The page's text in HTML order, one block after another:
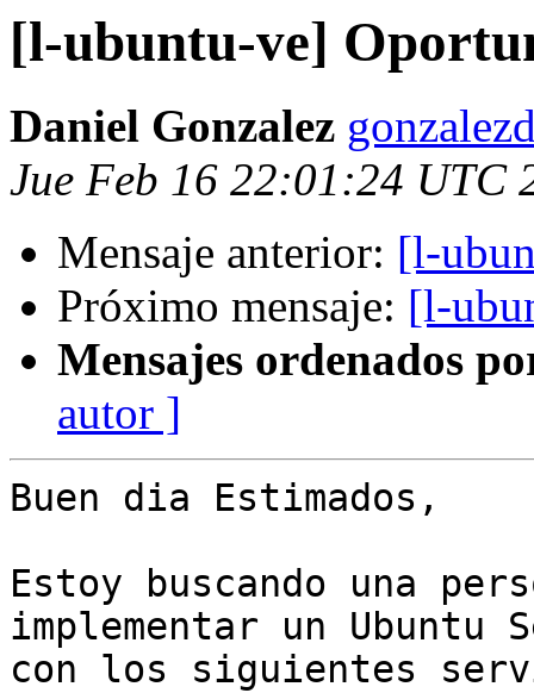
[l-ubuntu-ve]
Daniel Gonzalez
Jue Feb 16 22:01:24 UTC
Mensaje anterior: [l-
Próximo mensaje: [l-
Mensajes ordenados
autor ]
Buen dia Estimados,
Estoy buscando una
implementar un Ubuntu
con los siguientes